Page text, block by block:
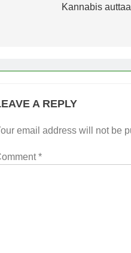
navigationKannabis
A REPLY
email address will not be
*